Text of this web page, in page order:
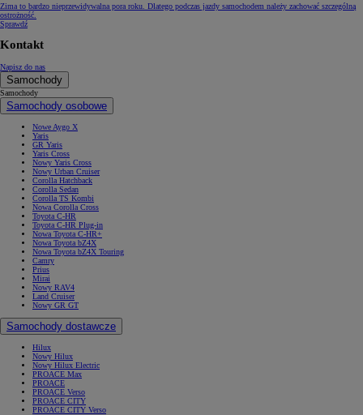
Zima to bardzo nieprzewidywalna pora roku. Dlatego podczas jazdy samochodem należy zachować szczególną
ostrożność.
Sprawdź
Kontakt
Napisz do nas
Samochody
Samochody
Samochody osobowe
Nowe Aygo X
Yaris
GR Yaris
Yaris Cross
Nowy Yaris Cross
Nowy Urban Cruiser
Corolla Hatchback
Corolla Sedan
Corolla TS Kombi
Nowa Corolla Cross
Toyota C-HR
Toyota C-HR Plug-in
Nowa Toyota C-HR+
Nowa Toyota bZ4X
Nowa Toyota bZ4X Touring
Camry
Prius
Mirai
Nowy RAV4
Land Cruiser
Nowy GR GT
Samochody dostawcze
Hilux
Nowy Hilux
Nowy Hilux Electric
PROACE Max
PROACE
PROACE Verso
PROACE CITY
PROACE CITY Verso